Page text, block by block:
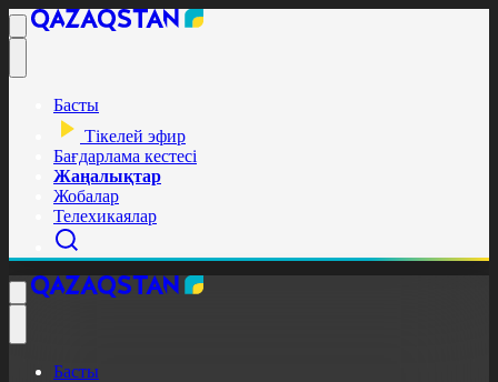
Басты
Тікелей эфир
Бағдарлама кестесі
Жаңалықтар
Жобалар
Телехикаялар
Басты